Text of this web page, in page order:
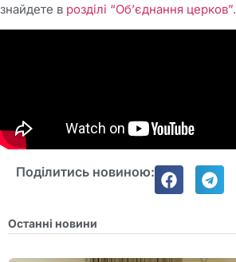
знайдете в розділі “Об’єднання церков”.
Поділитись новиною:
Останні новини